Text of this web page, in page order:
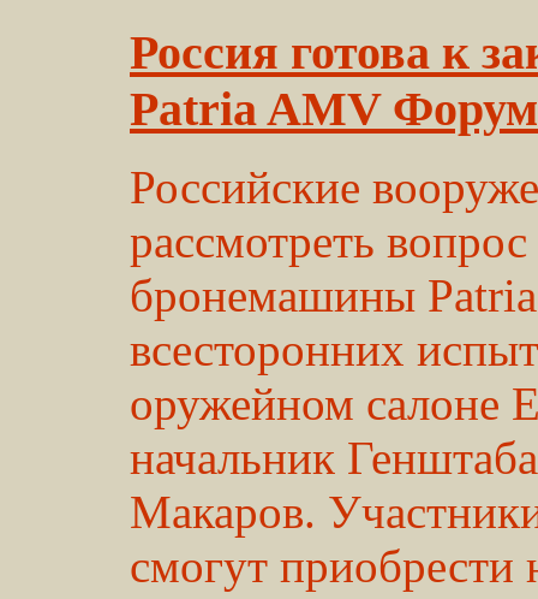
Россия готова к
Patria AMV Форум
Российские
рассмотреть
бронемашины
всесторонних
оружейном салоне
начальник
Макаров.
смогут